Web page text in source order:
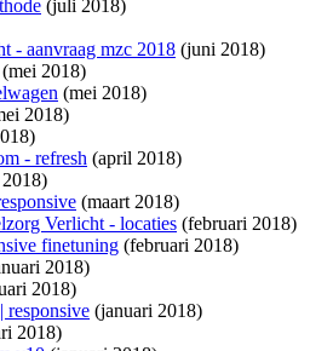
(juli 2018)
- aanvraag mzc 2018 (juni 2018)
(mei 2018)
(mei 2018)
2018)
- refresh (april 2018)
(maart 2018)
Verlicht - locaties (februari 2018)
finetuning (februari 2018)
2018)
2018)
responsive (januari 2018)
2018)